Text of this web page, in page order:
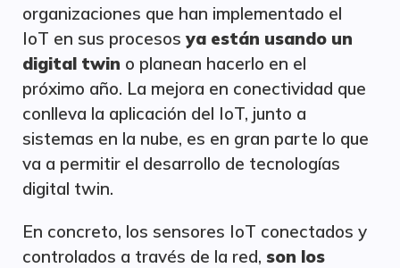
organizaciones que han implementado el
IoT en sus procesos ya están usando un
digital twin o planean hacerlo en el
próximo año. La mejora en conectividad que
conlleva la aplicación del IoT, junto a
sistemas en la nube, es en gran parte lo que
va a permitir el desarrollo de tecnologías
digital twin.
En concreto, los sensores IoT conectados y
controlados a través de la red, son los